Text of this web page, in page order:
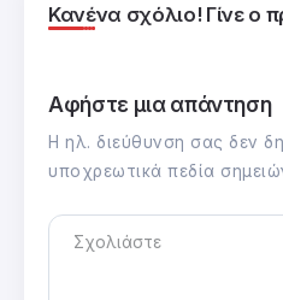
Κανένα σχόλιο! Γίνε ο
Αφήστε μια απάντηση
Η ηλ. διεύθυνση σας δεν
υποχρεωτικά πεδία